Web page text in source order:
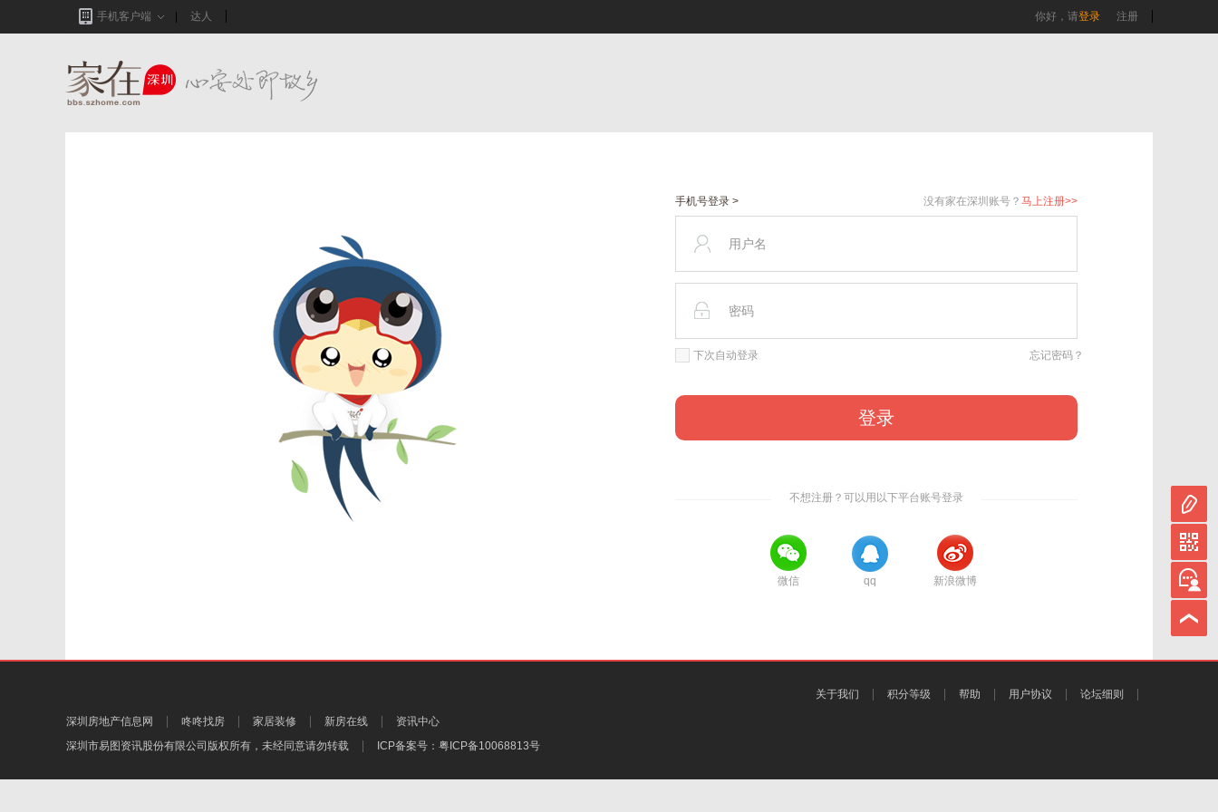
手机客户端 达人 你好，请登录 注册
手机号登录 > 没有家在深圳账号？ 马上注册>>
下次自动登录 忘记密码？
登录
不想注册？可以用以下平台账号登录
微信 qq 新浪微博
深圳房地产信息网 咚咚找房 家居装修 新房在线
资讯中心
深圳市易图资讯股份有限公司 版权所有，未经同意请勿转载 ICP备案号： 粤ICP备10068813号
关于我们 积分等级 帮助 用户协议 论坛细则